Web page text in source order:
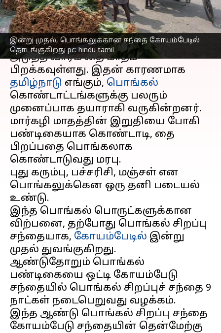
இன்று முதல், பொங்கலுக்கான சந்தை கோயம்பேடில்
தொடங்குகிறது pc: hindu tamil
எழுதியவர் Venkatalakshmi V Jan 11, 2024 09:05 am
செய்தி முன்னோட்டம்
அடுத்த வாரம் தை மாதம்
பிறக்கவுள்ளது. இதன் காரணமாக
தமிழ்நாடு எங்கும், பொங்கல்
கொண்டாட்டங்களுக்கு பலரும்
முனைப்பாக தயாராகி வருகின்றனர்.
மார்கழி மாதத்தின் இறுதியை போகி
பண்டிகையாக கொண்டாடி, தை
பிறப்பதை பொங்கலாக
கொண்டாடுவது மரபு.
புது கரும்பு, பச்சரிசி, மஞ்சள் என
பொங்கலுக்கென ஒரு தனி படையல்
உண்டு.
இந்த பொங்கல் பொருட்களுக்கான
விற்பனை, தற்போது பொங்கல் சிறப்பு
சந்தையாக, கோயம்பேடில் இன்று
முதல் துவங்குகிறது.
ஆண்டுதோறும் பொங்கல்
பண்டிகையை ஒட்டி கோயம்பேடு
சந்தையில் பொங்கல் சிறப்புச் சந்தை 9
நாட்கள் நடைபெறுவது வழக்கம்.
இந்த ஆண்டு பொங்கல் சிறப்பு சந்தை
கோயம்பேடு சந்தையின் தென்மேற்கு